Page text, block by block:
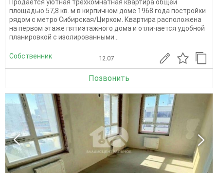
Продаётся уютная трёхкомнатная квартира общей
площадью 57,8 кв. м в кирпичном доме 1968 года постройки
рядом с метро Сибирская/Цирком. Квартира расположена
на первом этаже пятиэтажного дома и отличается удобной
планировкой с изолированными...
Собственник 12.07
Позвонить